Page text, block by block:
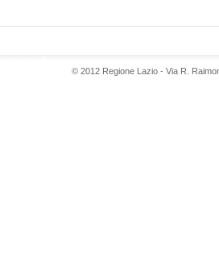
© 2012 Regione Lazio - Via R.